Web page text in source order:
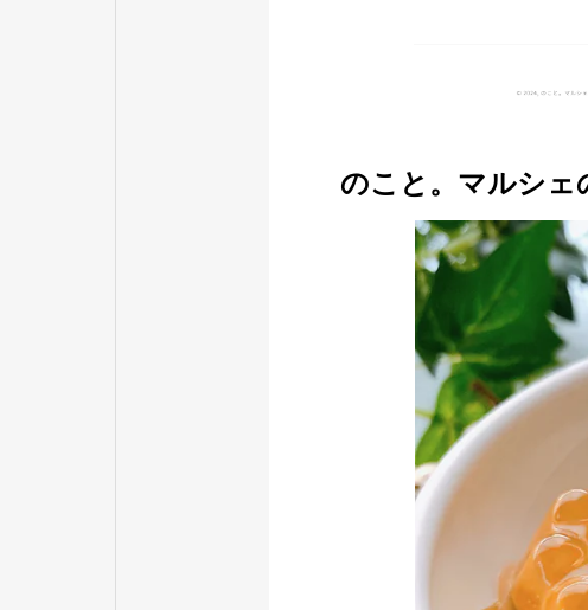
のこと。マルシェ